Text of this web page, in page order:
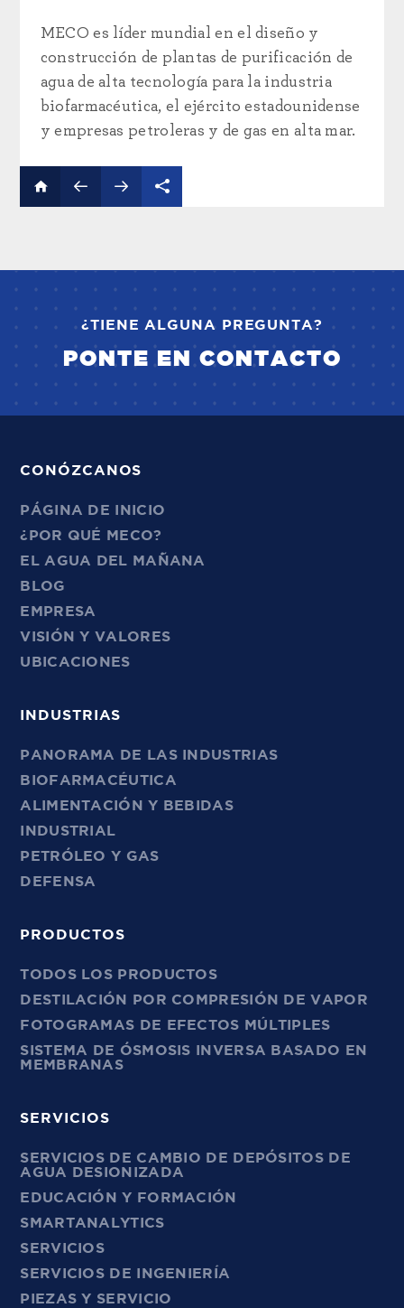
MECO es líder mundial en el diseño y
construcción de plantas de purificación de
agua de alta tecnología para la industria
biofarmacéutica, el ejército estadounidense
y empresas petroleras y de gas en alta mar.
¿TIENE ALGUNA PREGUNTA?
PONTE EN CONTACTO
CONÓZCANOS
PÁGINA DE INICIO
¿POR QUÉ MECO?
EL AGUA DEL MAÑANA
BLOG
EMPRESA
VISIÓN Y VALORES
UBICACIONES
INDUSTRIAS
PANORAMA DE LAS INDUSTRIAS
BIOFARMACÉUTICA
ALIMENTACIÓN Y BEBIDAS
INDUSTRIAL
PETRÓLEO Y GAS
DEFENSA
PRODUCTOS
TODOS LOS PRODUCTOS
DESTILACIÓN POR COMPRESIÓN DE VAPOR
FOTOGRAMAS DE EFECTOS MÚLTIPLES
SISTEMA DE ÓSMOSIS INVERSA BASADO EN
MEMBRANAS
SERVICIOS
SERVICIOS DE CAMBIO DE DEPÓSITOS DE
AGUA DESIONIZADA
EDUCACIÓN Y FORMACIÓN
SMARTANALYTICS
SERVICIOS
SERVICIOS DE INGENIERÍA
PIEZAS Y SERVICIO